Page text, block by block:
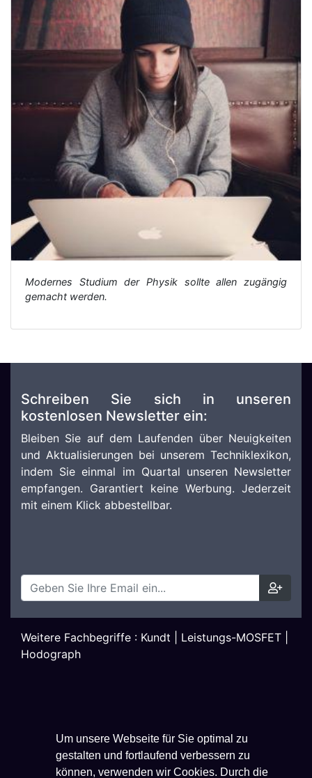
Um unsere Webseite für Sie optimal zu
gestalten und fortlaufend verbessern zu
können, verwenden wir Cookies. Durch die
Modernes Studium der Physik sollte allen zugängig
gemacht werden.
Schreiben Sie sich in unseren
kostenlosen Newsletter ein:
Bleiben Sie auf dem Laufenden über Neuigkeiten
und Aktualisierungen bei unserem Techniklexikon,
indem Sie einmal im Quartal unseren Newsletter
empfangen. Garantiert keine Werbung. Jederzeit
mit einem Klick abbestellbar.
Weitere Fachbegriffe : Kundt Leistungs-MOSFET
Hodograph